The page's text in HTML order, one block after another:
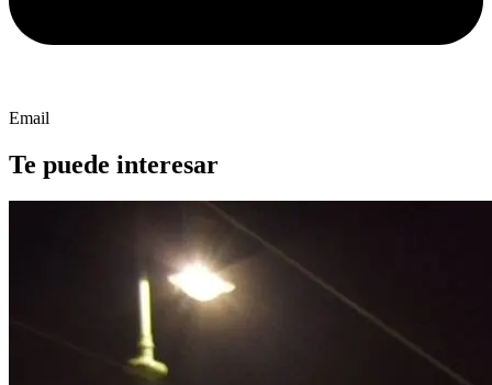
Email
Te puede interesar